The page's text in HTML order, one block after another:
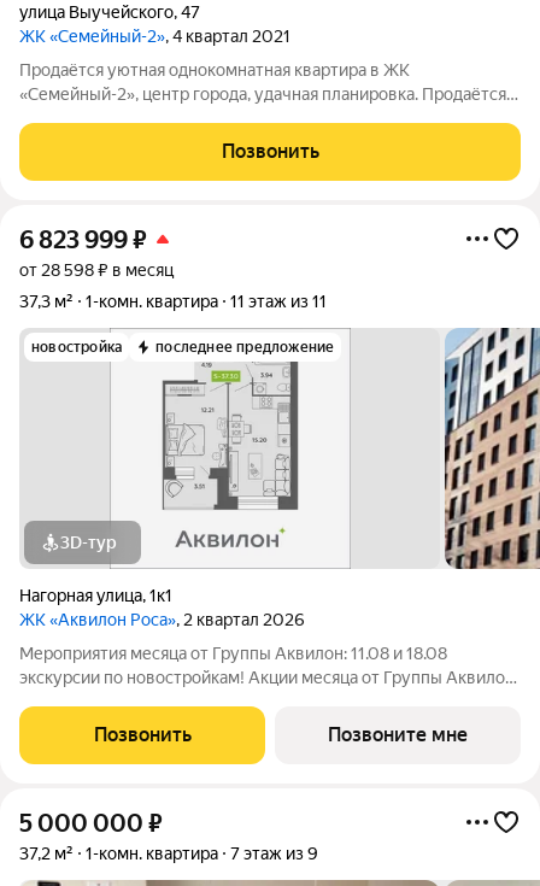
улица Выучейского,47
ЖК «Семейный-2», 4 квартал 2021
Продаётся уютная однокомнатная квартира в ЖК
«Семейный-2», центр города, удачная планировка. Продаётся
современном кирпичном доме ЖК «Семейный-2» (застройщик
А6440, 2021 года постройки).
Позвонить
6 823 999₽
от 28 598 ₽ в месяц
37,3 м²
1-комн. квартира 11 этаж из 11
новостройка последнее предложение
3D-тур
Нагорная улица,1к1
ЖК «Аквилон Роса», 2 квартал 2026
Мероприятия месяца от Группы Аквилон: 11.08 и 18.08
экскурсии по новостройкам! Акции месяца от Группы Аквилон:
до 1,2 млн ! Ключи сразу! Дополнительная СКИДКА 3% при
100% оплате! Арктическая и
Позвонить Позвоните мне
5 000 000 ₽
37,2 м² 1-комн. квартира 7 этаж из 9